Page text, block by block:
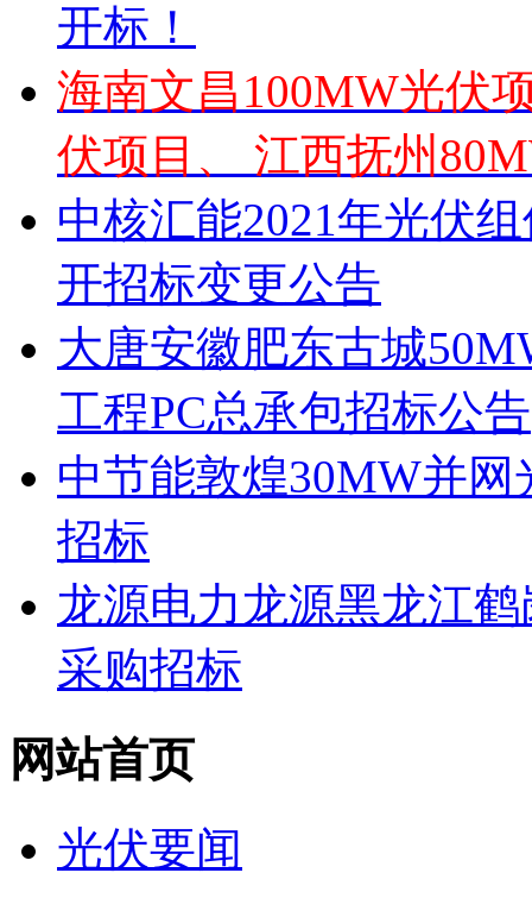
开标！
海南文昌100MW光伏
伏项目、 江西抚州
中核汇能2021年光伏
开招标变更公告
大唐安徽肥东古城
工程PC总承包招标公告
中节能敦煌30MW并
招标
龙源电力龙源黑龙江
采购招标
网站首页
光伏要闻